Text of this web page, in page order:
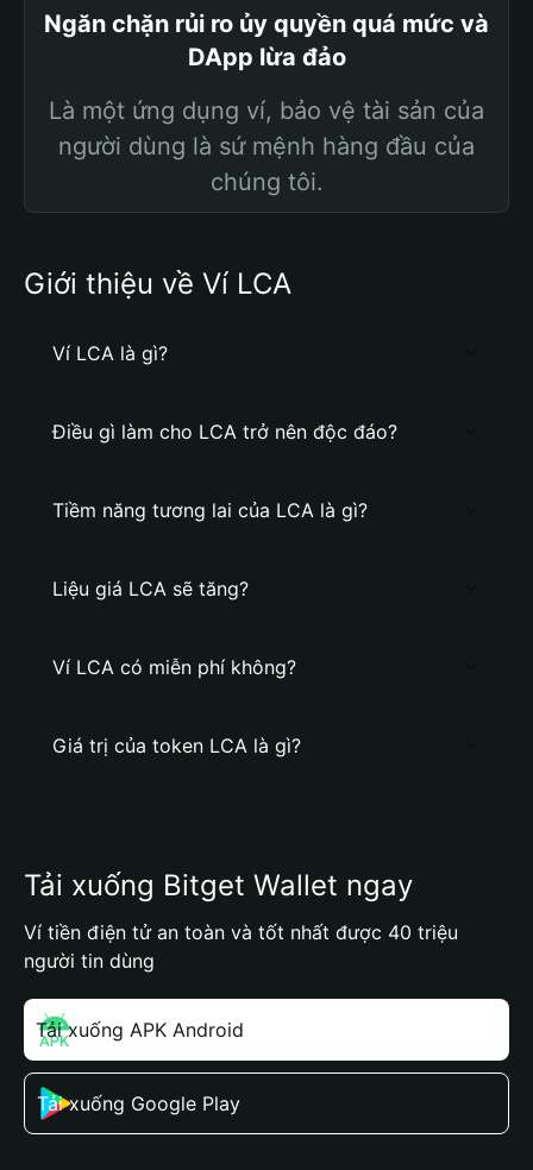
Ngăn chặn rủi ro ủy quyền quá mức và
DApp lừa đảo
Là một ứng dụng ví, bảo vệ tài sản của
người dùng là sứ mệnh hàng đầu của
chúng tôi.
Giới thiệu về Ví LCA
Ví LCA là gì?
Điều gì làm cho LCA trở nên độc đáo?
Tiềm năng tương lai của LCA là gì?
Liệu giá LCA sẽ tăng?
Ví LCA có miễn phí không?
Giá trị của token LCA là gì?
Tải xuống Bitget Wallet ngay
Ví tiền điện tử an toàn và tốt nhất được 40 triệu
người tin dùng
Tải xuống APK Android
Tải xuống Google Play